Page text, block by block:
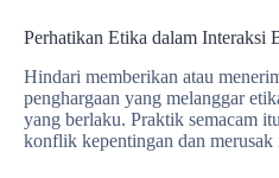
Perhatikan Etika dalam Interaksi
Hindari memberikan atau
penghargaan yang melanggar
yang berlaku. Praktik semacam
konflik kepentingan dan merusak